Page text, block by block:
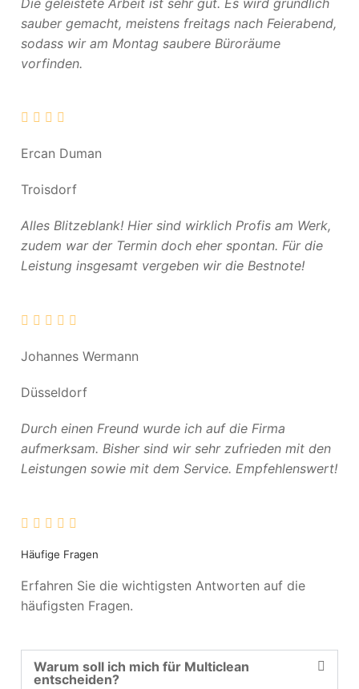
sauber gemacht, meistens freitags nach Feierabend,
sodass wir am Montag saubere Büroräume
vorfinden.
Ercan Duman
Troisdorf
Alles Blitzeblank! Hier sind wirklich Profis am Werk,
zudem war der Termin doch eher spontan. Für die
Leistung insgesamt vergeben wir die Bestnote!
Johannes Wermann
Düsseldorf
Durch einen Freund wurde ich auf die Firma
aufmerksam. Bisher sind wir sehr zufrieden mit den
Leistungen sowie mit dem Service. Empfehlenswert!
Häufige Fragen
Erfahren Sie die wichtigsten Antworten auf die
häufigsten Fragen.
Warum soll ich mich für Multiclean
entscheiden?